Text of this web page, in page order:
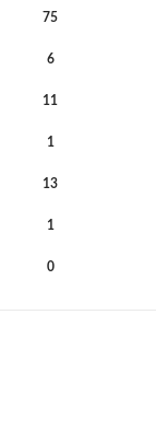
75
6
11
1
13
1
0